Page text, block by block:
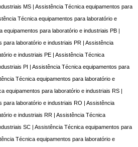
MS | Assistência Técnica equipamentos para
Técnica equipamentos para laboratório e
equipamentos para laboratório e industriais PB |
para laboratório e industriais PR | Assistência
e industriais PE | Assistência Técnica
PI | Assistência Técnica equipamentos para
Técnica equipamentos para laboratório e
equipamentos para laboratório e industriais RS |
para laboratório e industriais RO | Assistência
e industriais RR | Assistência Técnica
SC | Assistência Técnica equipamentos para
Técnica equipamentos para laboratório e